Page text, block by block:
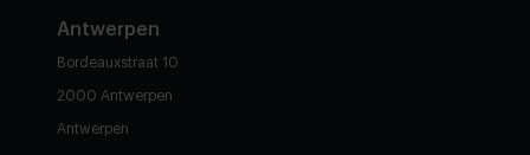
Antwerpen
Bordeauxstraat 10
2000 Antwerpen
Antwerpen